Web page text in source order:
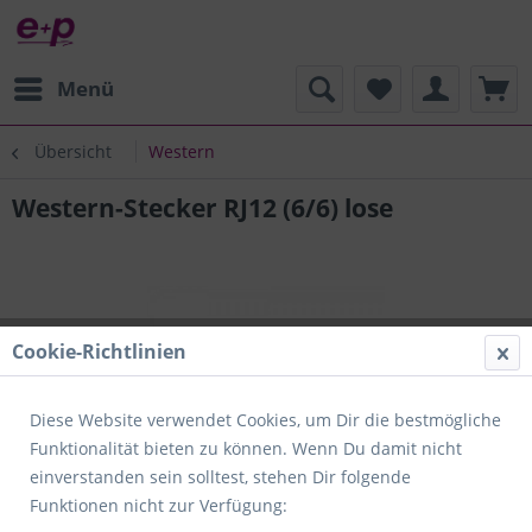
Menü
Übersicht Western
Western-Stecker RJ12 (6/6) lose
Cookie-Richtlinien
Diese Website verwendet Cookies, um Dir die bestmögliche
Funktionalität bieten zu können. Wenn Du damit nicht
einverstanden sein solltest, stehen Dir folgende
Funktionen nicht zur Verfügung: